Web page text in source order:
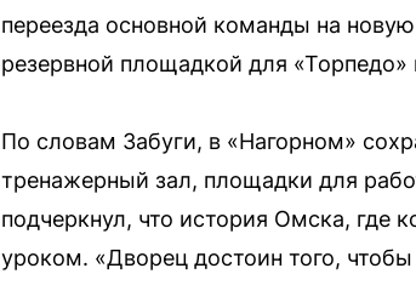
переезда основной команды на
резервной площадкой для
По словам Забуги, в «Нагорном»
тренажерный зал, площадки для
подчеркнул, что история Омска, где
уроком. «Дворец достоин того,